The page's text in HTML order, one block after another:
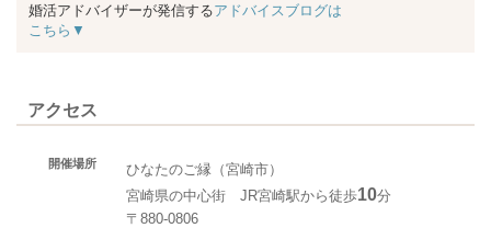
婚活アドバイザーが発信するアドバイスブログは
こちら▼
アクセス
開催場所
ひなたのご縁（宮崎市）
宮崎県の中心街 JR宮崎駅から徒歩10分
〒880-0806